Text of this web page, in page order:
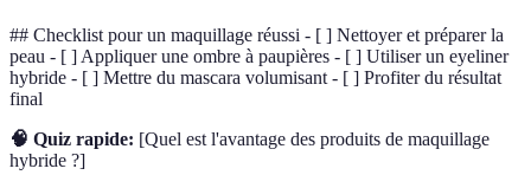
## Checklist pour un maquillage réussi - [ ] Nettoyer et préparer la
peau - [ ] Appliquer une ombre à paupières - [ ] Utiliser un eyeliner
hybride - [ ] Mettre du mascara volumisant - [ ] Profiter du résultat
final
🧠 Quiz rapide: [Quel est l'avantage des produits de maquillage
hybride ?]